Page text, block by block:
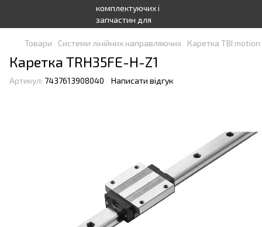
Товари Системи лінійних направляючих Каретка TBI motion
Каретка TRH35FE-H-Z1
Артикул: 7437613908040 Написати відгук